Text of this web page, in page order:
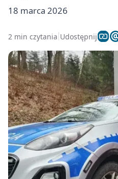
18 marca 2026
2 min czytania Udostępnij